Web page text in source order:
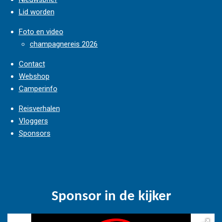
Lid worden
Foto en video
champagnereis 2026
Contact
Webshop
Camperinfo
Reisverhalen
Vloggers
Sponsors
Sponsor in de kijker